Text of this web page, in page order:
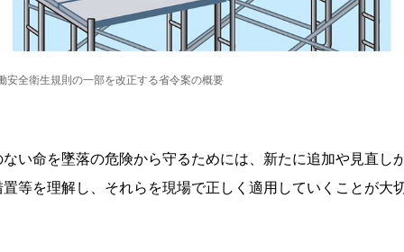
安全衛生規則の一部を改正する省令案の概要
い命を墜落の危険から守るためには、新たに追加や見直し
等を理解し、それらを現場で正しく適用していくことが大切